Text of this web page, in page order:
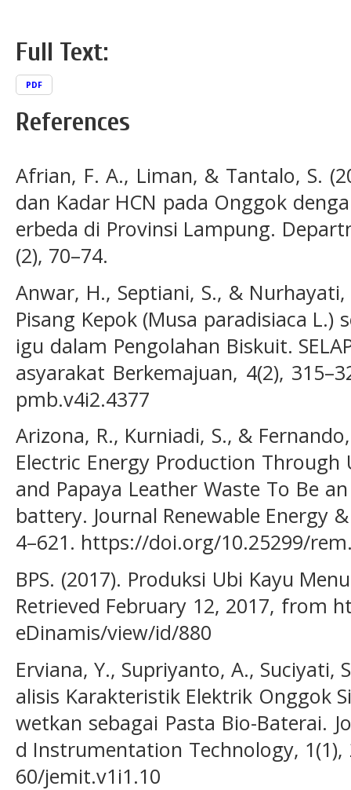
Full Text:
PDF
References
Afrian, F. A., Liman, & Tantalo, S.
dan Kadar HCN pada Onggok
erbeda di Provinsi Lampung.
(2), 70–74.
Anwar, H., Septiani, S., &
Pisang Kepok (Musa paradisiaca L.)
igu dalam Pengolahan Biskuit.
asyarakat Berkemajuan, 4(2),
pmb.v4i2.4377
Arizona, R., Kurniadi, S., &
Electric Energy Production
and Papaya Leather Waste To Be
battery. Journal Renewable Energy
4–621. https://doi.org/10.25299/
BPS. (2017). Produksi Ubi Kayu
Retrieved February 12, 2017, from
eDinamis/view/id/880
Erviana, Y., Supriyanto, A., Suciyati,
alisis Karakteristik Elektrik Onggok
wetkan sebagai Pasta Bio-Baterai.
d Instrumentation Technology,
60/jemit.v1i1.10